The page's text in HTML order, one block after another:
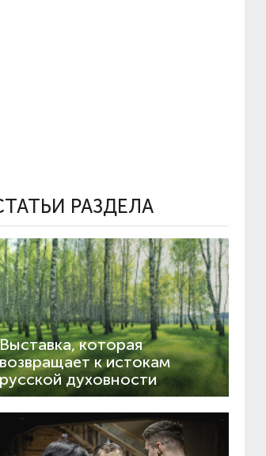
РАЗДЕЛА
Выставка, которая
возвращает к истокам
русской духовности